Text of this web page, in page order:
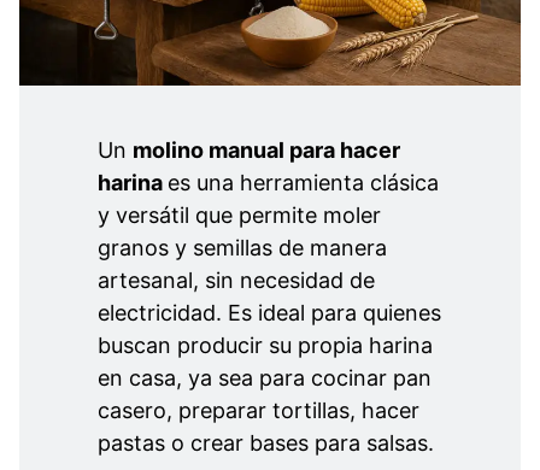
Un molino manual para hacer
harina es una herramienta clásica
y versátil que permite moler
granos y semillas de manera
artesanal, sin necesidad de
electricidad. Es ideal para quienes
buscan producir su propia harina
en casa, ya sea para cocinar pan
casero, preparar tortillas, hacer
pastas o crear bases para salsas.